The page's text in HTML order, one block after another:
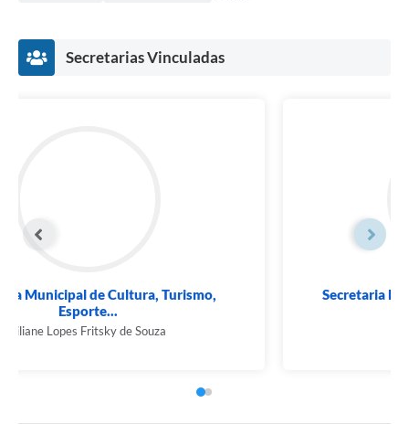
Secretarias Vinculadas
Secretaria Municipal de Cultura, Turismo,
Liliane Lopes Fritsky de Souza